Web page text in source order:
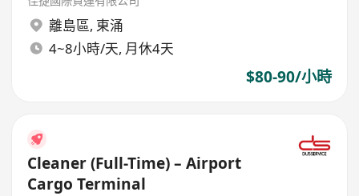
離島區, 東涌
4~8小時/天, 月休4天
$80-90/小時
Cleaner (Full-Time) – Airport
Cargo Terminal